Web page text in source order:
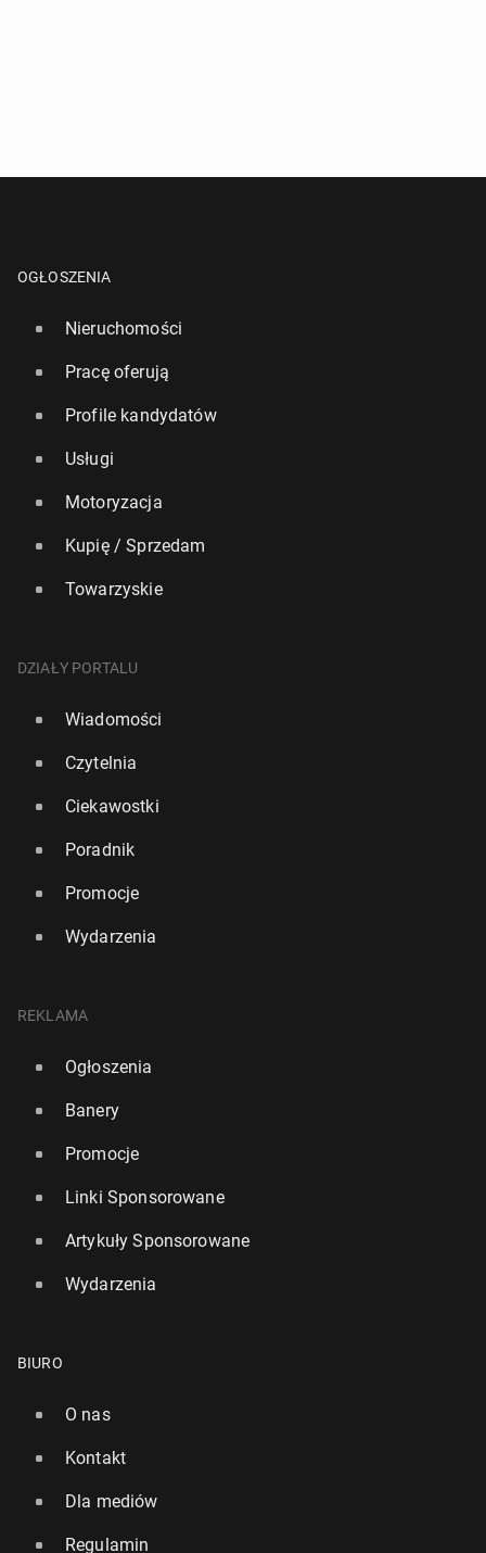
OGŁOSZENIA
Nieruchomości
Pracę oferują
Profile kandydatów
Usługi
Motoryzacja
Kupię / Sprzedam
Towarzyskie
DZIAŁY PORTALU
Wiadomości
Czytelnia
Ciekawostki
Poradnik
Promocje
Wydarzenia
REKLAMA
Ogłoszenia
Banery
Promocje
Linki Sponsorowane
Artykuły Sponsorowane
Wydarzenia
BIURO
O nas
Kontakt
Dla mediów
Regulamin